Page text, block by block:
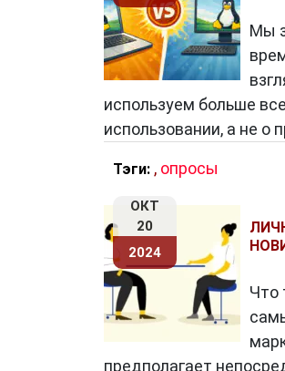
Мы
используем больше
использовании, а не о
Тэги: , опросы
ОКТ
20
2024
Что
предполагает